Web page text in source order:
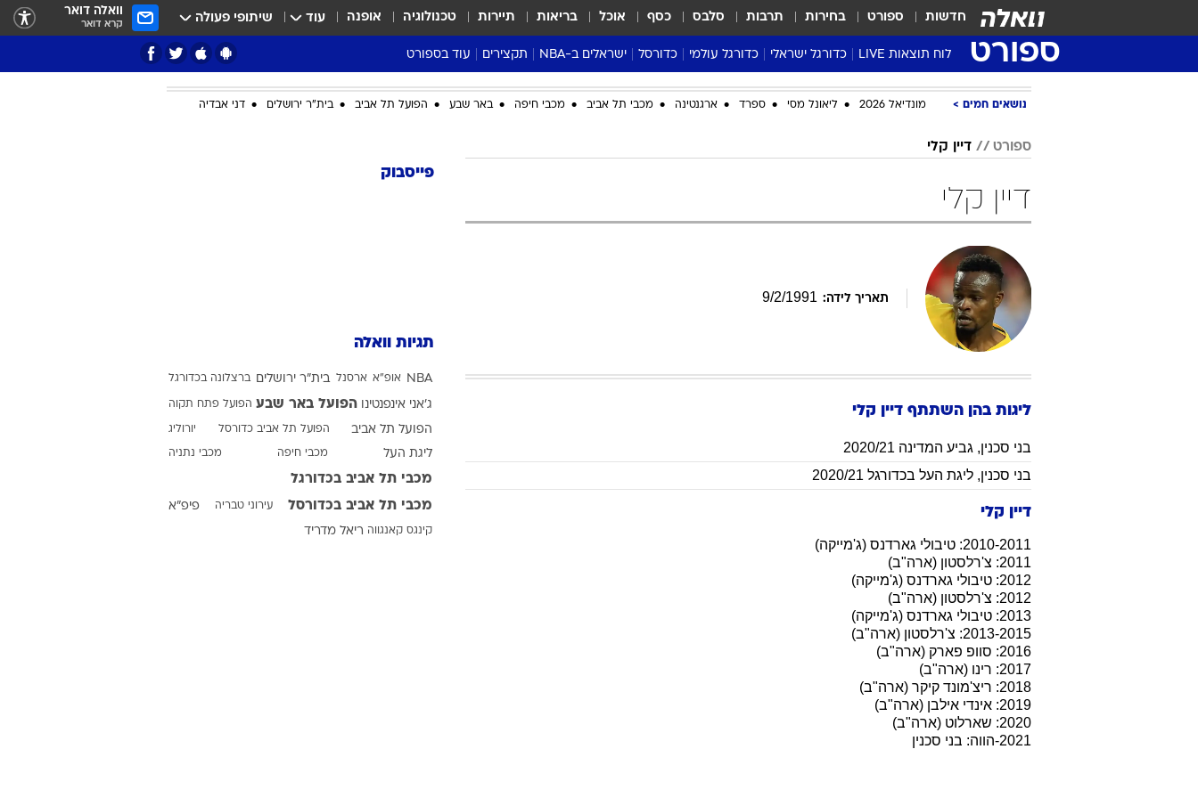
חדשות ספורט בחירות תרבות סלבס כסף אוכל בריאות תיירות טכנולוגיה אופנה עוד שיתופי פעולה וואלה דואר
קרא דואר
ספורט לוח תוצאות LIVE כדורגל ישראלי
ליגת העל Winner
נבחרות ישראל
כדורגל עולמי
ליגה אנגלית
ליגת האלופות
כדורסל
ליגת העל
כדורסל נשים
ישראלים ב-NBA
דני אבדיה
תקצירים עוד בספורט
מונדיאל 2026
NBA
פודקאסטים
אבא של שבת
פוקר
ענפים נוספים
לוח שידורים
החידה של ספורט1
ארכיון מדורים מחוץ לקווים
4-4-2 כתבו לנו
נושאים חמים מונדיאל 2026 ליאונל מסי ספרד ארגנטינה מכבי תל אביב מכבי חיפה באר שבע הפועל תל אביב בית"ר ירושלים דני אבדיה
ספורט דיין קלי
דיין קלי
תאריך לידה: 9/2/1991
ליגות בהן השתתף דיין קלי
בני סכנין, גביע המדינה 2020/21
בני סכנין, ליגת העל בכדורגל 2020/21
דיין קלי
2010-2011: טיבולי גארדנס (ג'מייקה)
2011: צ'רלסטון (ארה"ב)
2012: טיבולי גארדנס (ג'מייקה)
2012: צ'רלסטון (ארה"ב)
2013: טיבולי גארדנס (ג'מייקה)
2013-2015: צ'רלסטון (ארה"ב)
2016: סוופ פארק (ארה"ב)
2017: רינו (ארה"ב)
2018: ריצ'מונד קיקר (ארה"ב)
2019: אינדי אילבן (ארה"ב)
2020: שארלוט (ארה"ב)
2021-הווה: בני סכנין
פייסבוק
תגיות וואלה
NBA אופ"א ארסנל בית"ר ירושלים ברצלונה בכדורגל
ג'אני אינפנטינו הפועל באר שבע הפועל פתח תקוה
הפועל תל אביב הפועל תל אביב כדורסל יורוליג
ליגת העל מכבי חיפה מכבי נתניה
מכבי תל אביב בכדורגל
מכבי תל אביב בכדורסל
עירוני טבריה פיפ"א
קינגס קאנגווה ריאל מדריד